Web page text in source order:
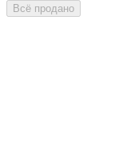
Всё продано